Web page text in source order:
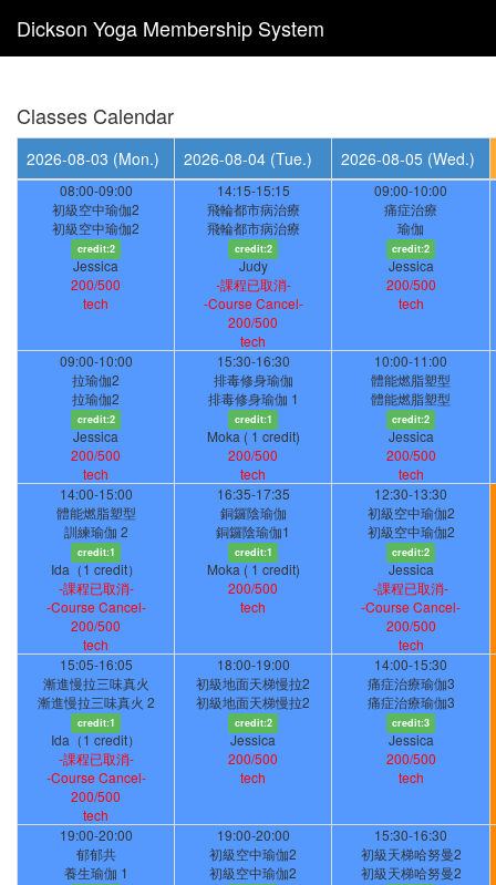
Dickson Yoga Membership System
Classes Calendar
2026-08-03 (Mon.) 2026-08-04 (Tue.) 2026-08-05 (Wed.)
08:00-09:00
初級空中瑜伽2
初級空中瑜伽2
credit:2
Jessica
200/500
tech
14:15-15:15
飛輪都市病治療
飛輪都市病治療
credit:2
Judy
-課程已取消-
-Course Cancel-
200/500
tech
09:00-10:00
痛症治療
瑜伽
credit:2
Jessica
200/500
tech
09:00-10:00
拉瑜伽2
拉瑜伽2
credit:2
Jessica
200/500
tech
15:30-16:30
排毒修身瑜伽
排毒修身瑜伽 1
credit:1
Moka ( 1 credit)
200/500
tech
10:00-11:00
體能燃脂塑型
體能燃脂塑型
credit:2
Jessica
200/500
tech
14:00-15:00
體能燃脂塑型
訓練瑜伽 2
credit:1
Ida（1 credit）
-課程已取消-
-Course Cancel-
200/500
tech
16:35-17:35
銅鑼陰瑜伽
銅鑼陰瑜伽1
credit:1
Moka ( 1 credit)
200/500
tech
12:30-13:30
初級空中瑜伽2
初級空中瑜伽2
credit:2
Jessica
-課程已取消-
-Course Cancel-
200/500
tech
15:05-16:05
漸進慢拉三味真火
漸進慢拉三味真火 2
credit:1
Ida（1 credit）
-課程已取消-
-Course Cancel-
200/500
tech
18:00-19:00
初級地面天梯慢拉2
初級地面天梯慢拉2
credit:2
Jessica
200/500
tech
14:00-15:30
痛症治療瑜伽3
痛症治療瑜伽3
credit:3
Jessica
200/500
tech
19:00-20:00
郁郁共
養生瑜伽 1
19:00-20:00
初級空中瑜伽2
初級空中瑜伽2
15:30-16:30
初級天梯哈努曼2
初級天梯哈努曼2